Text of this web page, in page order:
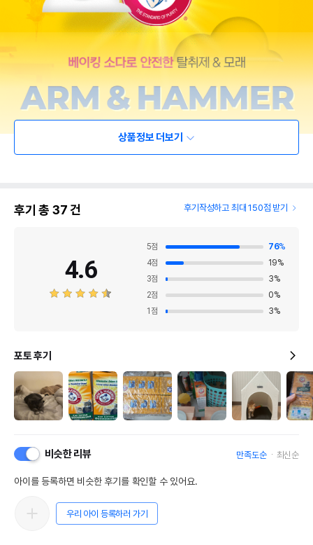
상품정보 더보기
후기 총 37건 후기작성하고 최대 150점 받기
4.6
5점 76%
4점 19%
3점 3%
2점 0%
1 점 3%
포토 후기
비슷한 리뷰 만족도순 최신순
아이를 등록하면 비슷한 후기를 확인할 수 있어요.
우리 아이 등록하러 가기